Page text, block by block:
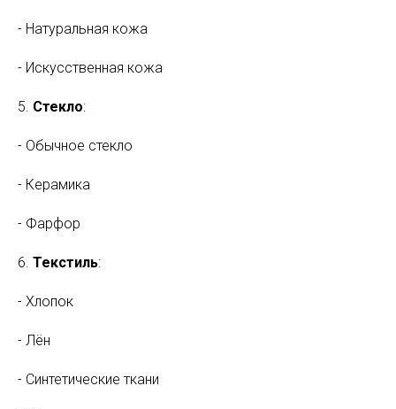
- Натуральная кожа
- Искусственная кожа
5. Стекло:
- Обычное стекло
- Керамика
- Фарфор
6. Текстиль:
- Хлопок
- Лён
- Синтетические ткани